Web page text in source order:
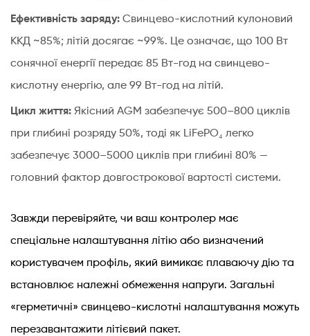
Ефективність заряду: Свинцево-кислотний кулоновий
ККД ~85%; літій досягає ~99%. Це означає, що 100 Вт
сонячної енергії передає 85 Вт-год на свинцево-
кислотну енергію, але 99 Вт-год на літій.
Цикл життя: Якісний AGM забезпечує 500–800 циклів
при глибині розряду 50%, тоді як LiFePO₄ легко
забезпечує 3000–5000 циклів при глибині 80% —
головний фактор довгострокової вартості системи.
Завжди перевіряйте, чи ваш контролер має
спеціальне налаштування літію або визначений
користувачем профіль, який вимикає плаваючу дію та
встановлює належні обмеження напруги. Загальні
«герметичні» свинцево-кислотні налаштування можуть
перезавантажити літієвий пакет.